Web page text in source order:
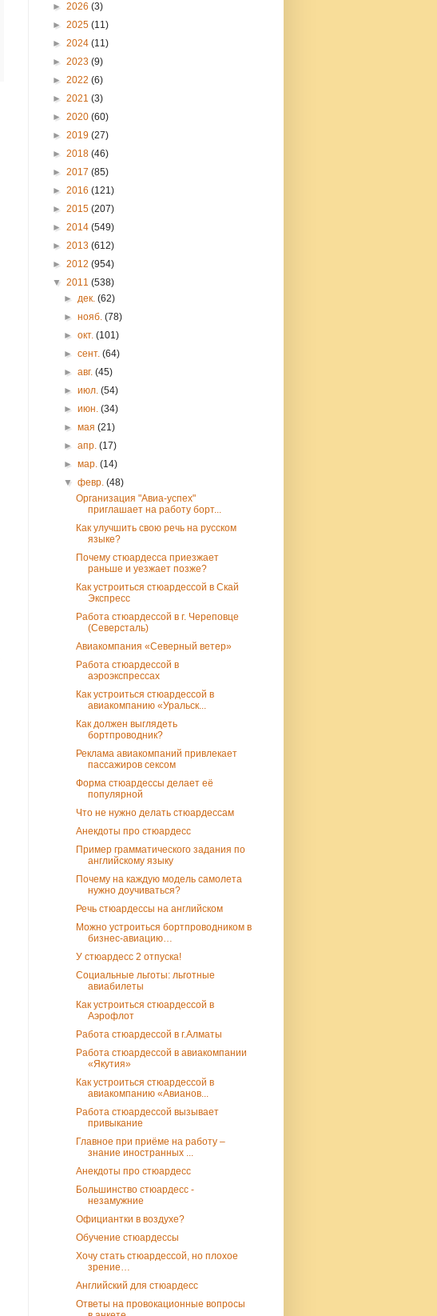
► 2026 (3)
► 2025 (11)
► 2024 (11)
► 2023 (9)
► 2022 (6)
► 2021 (3)
► 2020 (60)
► 2019 (27)
► 2018 (46)
► 2017 (85)
► 2016 (121)
► 2015 (207)
► 2014 (549)
► 2013 (612)
► 2012 (954)
▼ 2011 (538)
►дек.(62)
►нояб.(78)
►окт.(101)
►сент.(64)
►авг.(45)
►июл.(54)
►июн.(34)
►мая(21)
►апр.(17)
►мар.(14)
▼февр.(48)
Организация "Авиа-успех"
приглашает на работу борт...
Как улучшить свою речь на русском
языке?
Почему стюардесса приезжает
раньше и уезжает позже?
Как устроиться стюардессой в Скай
Экспресс
Работа стюардессой в г. Череповце
(Северсталь)
Авиакомпания «Северный ветер»
Работа стюардессой в
аэроэкспрессах
Как устроиться стюардессой в
авиакомпанию «Уральск...
Как должен выглядеть
бортпроводник?
Реклама авиакомпаний привлекает
пассажиров сексом
Форма стюардессы делает её
популярной
Что не нужно делать стюардессам
Анекдоты про стюардесс
Пример грамматического задания по
английскому языку
Почему на каждую модель самолета
нужно доучиваться?
Речь стюардессы на английском
Можно устроиться бортпроводником в
бизнес-авиацию…
У стюардесс 2 отпуска!
Социальные льготы: льготные
авиабилеты
Как устроиться стюардессой в
Аэрофлот
Работа стюардессой в г.Алматы
Работа стюардессой в авиакомпании
«Якутия»
Как устроиться стюардессой в
авиакомпанию «Авианов...
Работа стюардессой вызывает
привыкание
Главное при приёме на работу –
знание иностранных ...
Анекдоты про стюардесс
Большинство стюардесс -
незамужние
Официантки в воздухе?
Обучение стюардессы
Хочу стать стюардессой, но плохое
зрение…
Английский для стюардесс
Ответы на провокационные вопросы